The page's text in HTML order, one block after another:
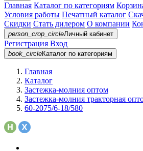
Главная Каталог по категориям
Условия работы Печатный каталог
Скидки Стать дилером О компании
person_crop_circleЛичный кабинет
Регистрация Вход
book_circleКаталог по категориям
Главная
Каталог
Застежка-молния оптом
Застежка-молния тракторная
60-2075/6-18/580